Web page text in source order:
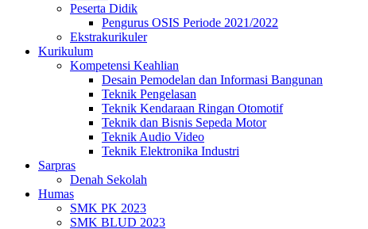
Peserta Didik
Pengurus OSIS Periode 2021/2022
Ekstrakurikuler
Kurikulum
Kompetensi Keahlian
Desain Pemodelan dan Informasi Bangunan
Teknik Pengelasan
Teknik Kendaraan Ringan Otomotif
Teknik dan Bisnis Sepeda Motor
Teknik Audio Video
Teknik Elektronika Industri
Sarpras
Denah Sekolah
Humas
SMK PK 2023
SMK BLUD 2023